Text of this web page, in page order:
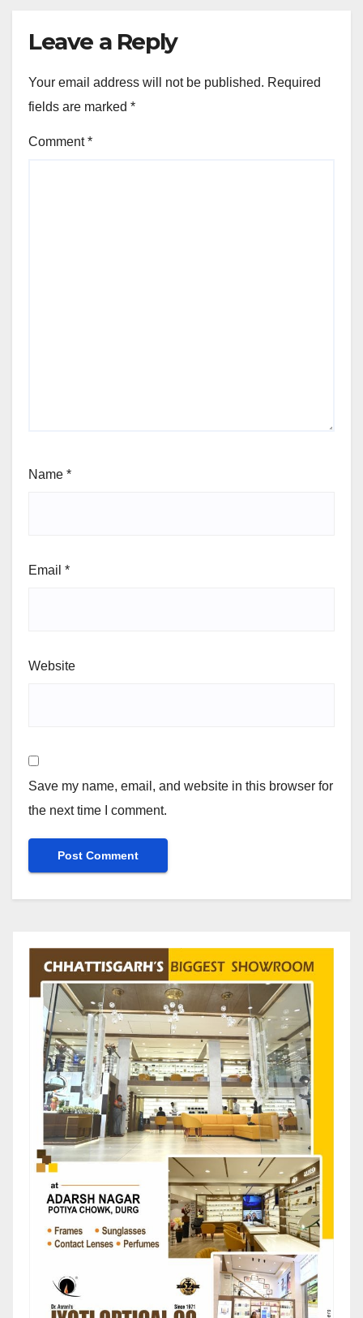
Leave a Reply
Your email address will not be published. Required
fields are marked *
Comment*
Name *
Email *
Website
Save my name, email, and website in this browser for
the next time I comment.